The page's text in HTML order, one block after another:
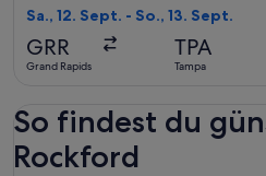
Sa., 12. Sept. - So., 13. Sept.
GRR
Grand Rapids
TPA
Tampa
So findest du
Rockford